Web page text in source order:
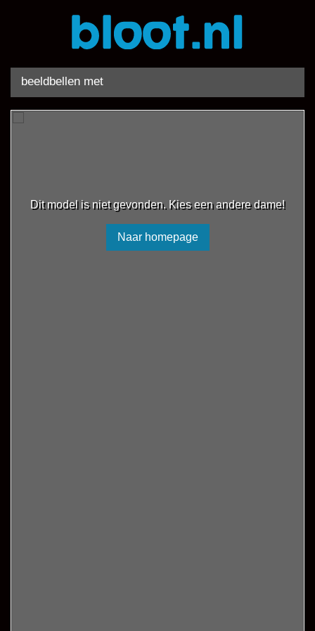
beeldbellen met
Dit model is niet gevonden. Kies een andere dame!
Naar homepage